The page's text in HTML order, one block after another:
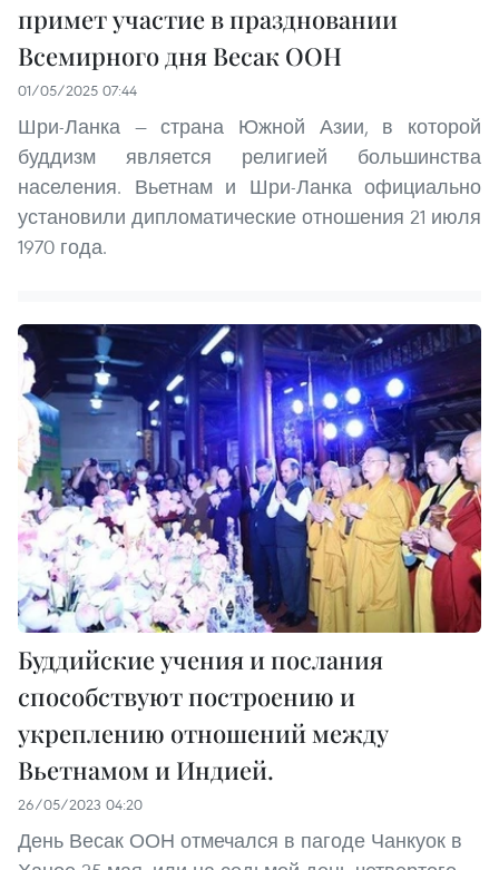
примет участие в праздновании
Всемирного дня Весак ООН
01/05/2025 07:44
Шри-Ланка — страна Южной Азии, в которой
буддизм является религией большинства
населения. Вьетнам и Шри-Ланка официально
установили дипломатические отношения 21 июля
1970 года.
Буддийские учения и послания
способствуют построению и
укреплению отношений между
Вьетнамом и Индией.
26/05/2023 04:20
День Весак ООН отмечался в пагоде Чанкуок в